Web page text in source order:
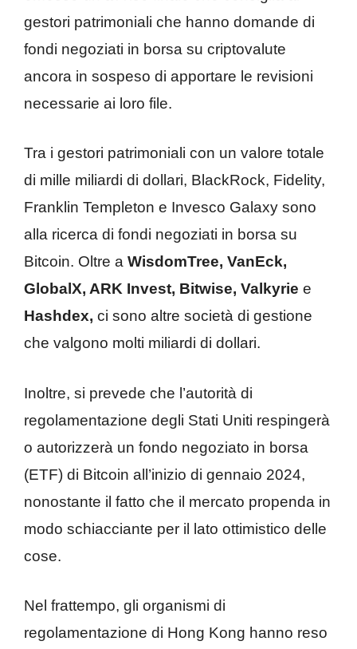
gestori patrimoniali che hanno domande di
fondi negoziati in borsa su criptovalute
ancora in sospeso di apportare le revisioni
necessarie ai loro file.
Tra i gestori patrimoniali con un valore totale
di mille miliardi di dollari, BlackRock, Fidelity,
Franklin Templeton e Invesco Galaxy sono
alla ricerca di fondi negoziati in borsa su
Bitcoin. Oltre a WisdomTree, VanEck,
GlobalX, ARK Invest, Bitwise, Valkyrie e
Hashdex, ci sono altre società di gestione
che valgono molti miliardi di dollari.
Inoltre, si prevede che l’autorità di
regolamentazione degli Stati Uniti respingerà
o autorizzerà un fondo negoziato in borsa
(ETF) di Bitcoin all’inizio di gennaio 2024,
nonostante il fatto che il mercato propenda in
modo schiacciante per il lato ottimistico delle
cose.
Nel frattempo, gli organismi di
regolamentazione di Hong Kong hanno reso